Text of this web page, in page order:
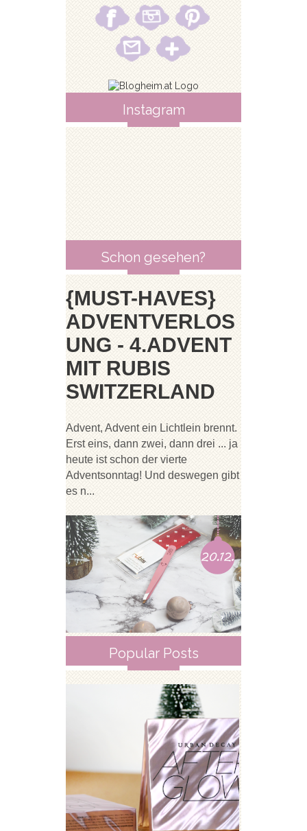
Instagram
Schon gesehen?
{MUST-HAVES}
ADVENTVERLOS
UNG - 4.ADVENT
MIT RUBIS
SWITZERLAND
Advent, Advent ein Lichtlein brennt.
Erst eins, dann zwei, dann drei ... ja
heute ist schon der vierte
Adventsonntag! Und deswegen gibt
es n...
Popular Posts